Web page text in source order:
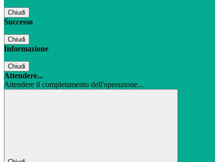
Chiudi
Successo
Chiudi
Informazione
Chiudi
Attendere...
Attendere il completamento dell'operazione...